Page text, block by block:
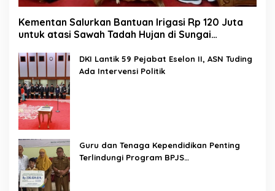
Kementan Salurkan Bantuan Irigasi Rp 120 Juta
untuk atasi Sawah Tadah Hujan di Sungai
DKI Lantik 59 Pejabat Eselon II, ASN Tuding
Ada Intervensi Politik
Guru dan Tenaga Kependidikan Penting
Terlindungi Program BPJS